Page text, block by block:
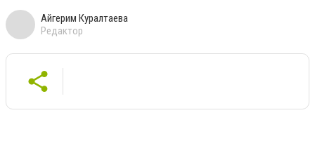
Айгерим Куралтаева
Редактор